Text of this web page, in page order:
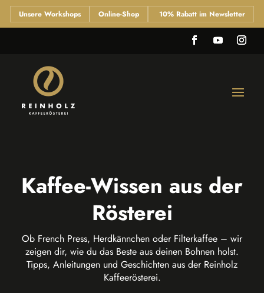
Unsere Workshops Online-Shop 10% Rabatt im Newsletter
Kaffee-Wissen aus der
Rösterei
Ob French Press, Herdkännchen oder Filterkaffee – wir
zeigen dir, wie du das Beste aus deinen Bohnen holst.
Tipps, Anleitungen und Geschichten aus der Reinholz
Kaffeerösterei.